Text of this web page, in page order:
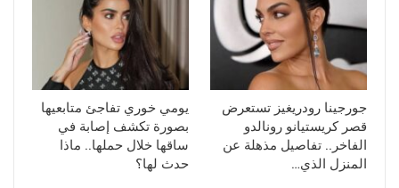
جورجينا رودريغيز تستعرض
قصر كريستيانو رونالدو
الفاخر.. تفاصيل مذهلة عن
المنزل الذي…
يومي خوري تفاجئ متابعيها
بصورة تكشف إصابة في
ساقها خلال حملها.. ماذا
حدث لها؟